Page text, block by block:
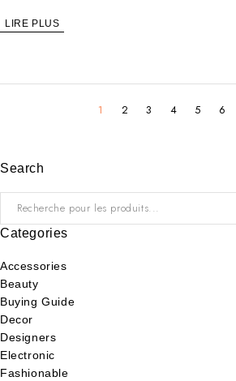
LIRE PLUS
1 2 3 4 5 6
Search
Categories
Accessories
Beauty
Buying Guide
Decor
Designers
Electronic
Fashionable